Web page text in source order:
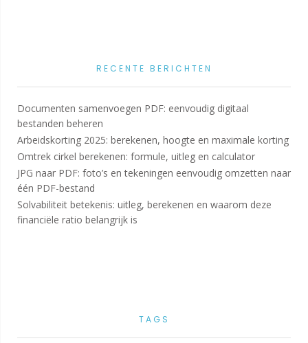
RECENTE BERICHTEN
Documenten samenvoegen PDF: eenvoudig digitaal
bestanden beheren
Arbeidskorting 2025: berekenen, hoogte en maximale korting
Omtrek cirkel berekenen: formule, uitleg en calculator
JPG naar PDF: foto’s en tekeningen eenvoudig omzetten naar
één PDF-bestand
Solvabiliteit betekenis: uitleg, berekenen en waarom deze
financiële ratio belangrijk is
TAGS